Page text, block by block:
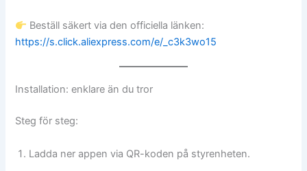
Beställ säkert via den officiella länken:
https://s.click.aliexpress.com/e/_c3k3wo15
Installation: enklare än du tror
Steg för steg:
Ladda ner appen via QR-koden på styrenheten.